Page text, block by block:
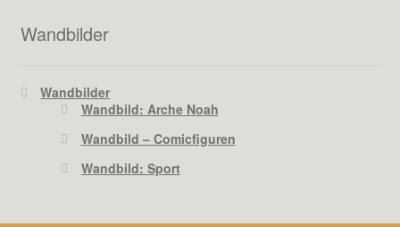
Wandbilder
Wandbilder
Wandbild: Arche Noah
Wandbild – Comicfiguren
Wandbild: Sport